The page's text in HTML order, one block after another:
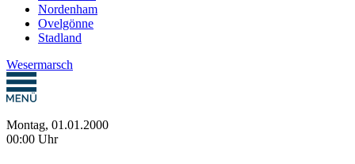
Nordenham
Ovelgönne
Stadland
Wesermarsch
Montag, 01.01.2000
00:00 Uhr